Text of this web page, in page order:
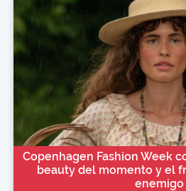
Copenhagen Fashion Week
beauty del momento y el
enemigo